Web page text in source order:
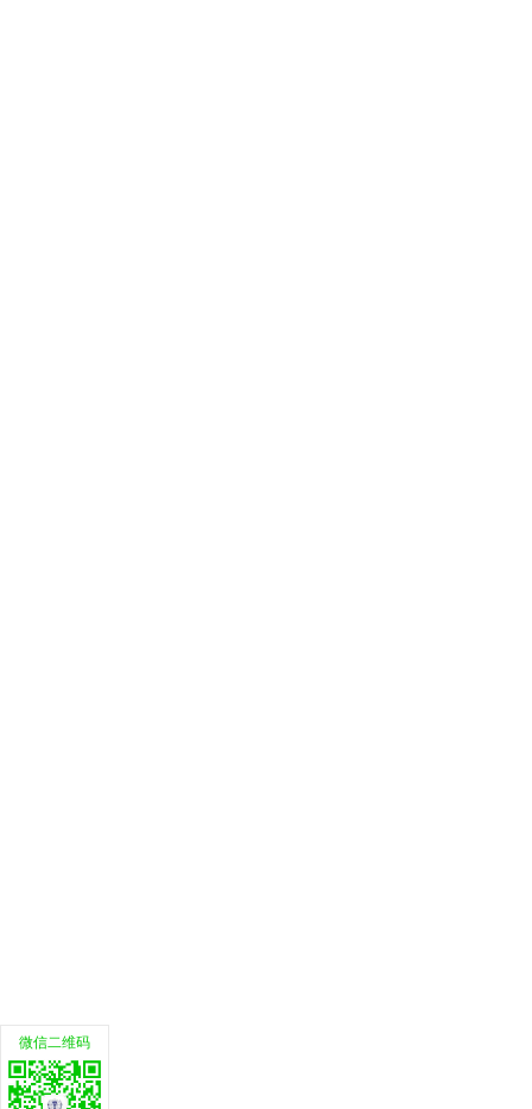
微信二维码